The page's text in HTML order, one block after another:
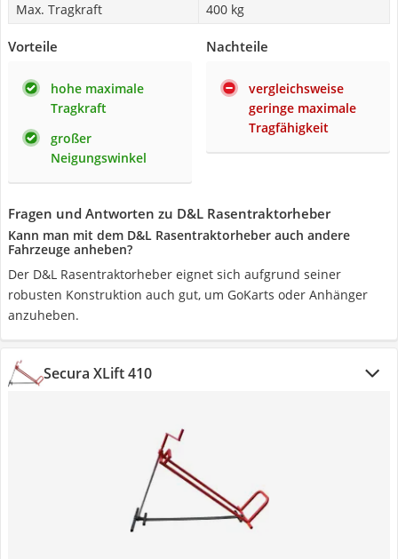
Max. Tragkraft
400 kg
Vorteile
hohe maximale
Tragkraft
großer
Neigungswinkel
Nachteile
vergleichsweise
geringe maximale
Tragfähigkeit
Fragen und Antworten zu D&L Rasentraktorheber
Kann man mit dem D&L Rasentraktorheber auch andere
Fahrzeuge anheben?
Der D&L Rasentraktorheber eignet sich aufgrund seiner
robusten Konstruktion auch gut, um GoKarts oder Anhänger
anzuheben.
Secura XLift 410